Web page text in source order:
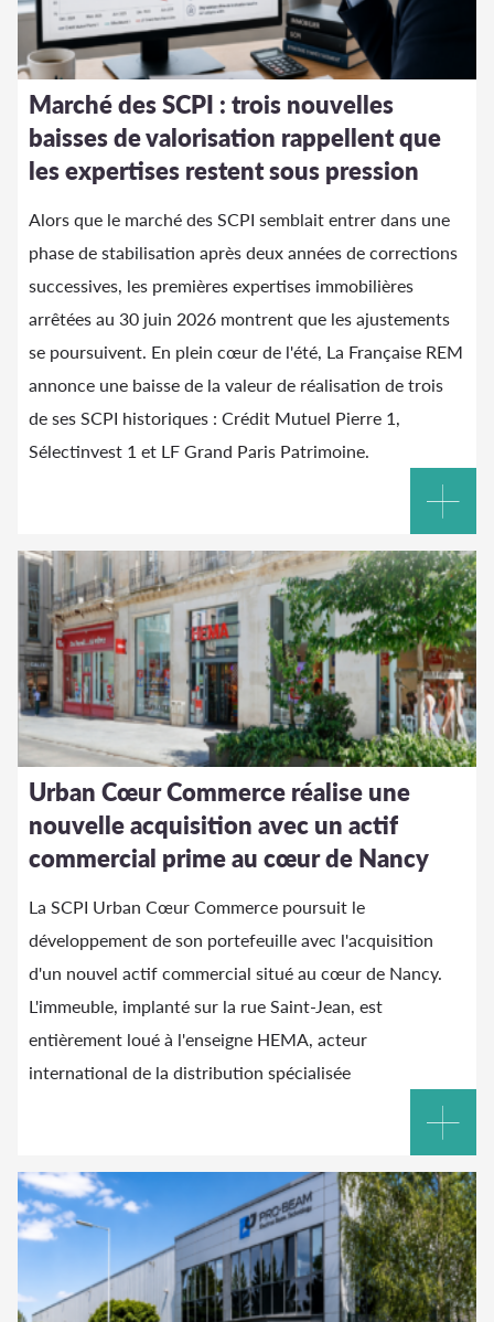
Marché des SCPI : trois nouvelles
baisses de valorisation rappellent que
les expertises restent sous pression
Alors que le marché des SCPI semblait entrer dans une
phase de stabilisation après deux années de corrections
successives, les premières expertises immobilières
arrêtées au 30 juin 2026 montrent que les ajustements
se poursuivent. En plein cœur de l'été, La Française REM
annonce une baisse de la valeur de réalisation de trois
de ses SCPI historiques : Crédit Mutuel Pierre 1,
Sélectinvest 1 et LF Grand Paris Patrimoine.
Urban Cœur Commerce réalise une
nouvelle acquisition avec un actif
commercial prime au cœur de Nancy
La SCPI Urban Cœur Commerce poursuit le
développement de son portefeuille avec l'acquisition
d'un nouvel actif commercial situé au cœur de Nancy.
L'immeuble, implanté sur la rue Saint-Jean, est
entièrement loué à l'enseigne HEMA, acteur
international de la distribution spécialisée